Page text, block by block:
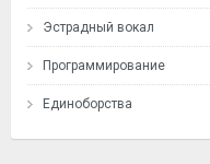
Эстрадный вокал
Программирование
Единоборства